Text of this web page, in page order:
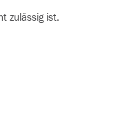
zulässig ist.